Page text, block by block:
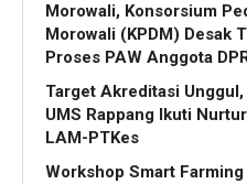
Morowali, Konsorsium
Morowali (KPDM) Desak
Proses PAW Anggota
Target Akreditasi
UMS Rappang Ikuti
LAM-PTKes
Workshop Smart